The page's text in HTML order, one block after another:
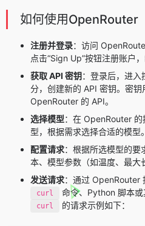
如何使用OpenRouter
注册并登录：访问
点击“Sign Up”按钮注册账户，
获取 API 密钥：登录后，进入
分，创建新的 API 密钥。密
OpenRouter 的 API。
选择模型：在 OpenRouter
型，根据需求选择合适的模型。
配置请求：根据所选模型的要
本、模型参数（如温度、最大
发送请求：通过 OpenRouter
curl 命令、Python 脚本
curl 的请求示例如下：